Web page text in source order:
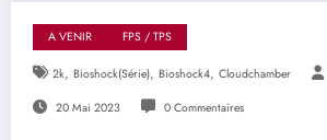
A VENIR FPS / TPS
2k, Bioshock(série), Bioshock4, Cloudchamber
20 Mai 2023 0 Commentaires